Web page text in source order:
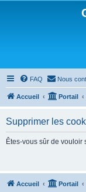
FAQ Nous
Accueil Portail
Supprimer les
Êtes-vous sûr de vouloir
Accueil Portail